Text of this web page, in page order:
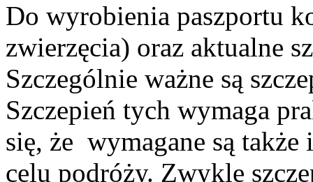
Do wyrobienia paszportu
zwierzęcia) oraz aktualne
Szczególnie ważne są
Szczepień tych wymaga
się, że wymagane są także
celu podróży. Zwykle